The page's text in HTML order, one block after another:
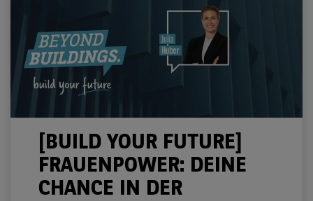
[BUILD YOUR FUTURE]
FRAUENPOWER: DEINE
CHANCE IN DER